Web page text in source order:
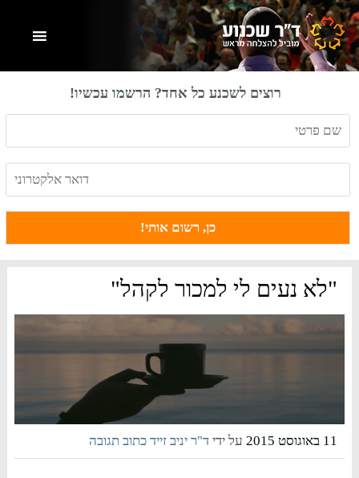
Skip
to
main
Skip
to
primary
Skip
to
footer
רוצים לשכנע כל אחד? הרשמו עכשיו!
"לא נעים לי למכור לקהל"
11 באוגוסט 2015 על ידיד"ר יניב זייד כתוב תגובה